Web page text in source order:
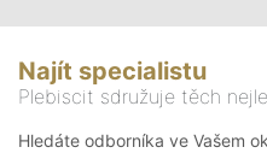
Najít specialistu
Plebiscit sdružuje těch
Hledáte odborníka ve Vašem